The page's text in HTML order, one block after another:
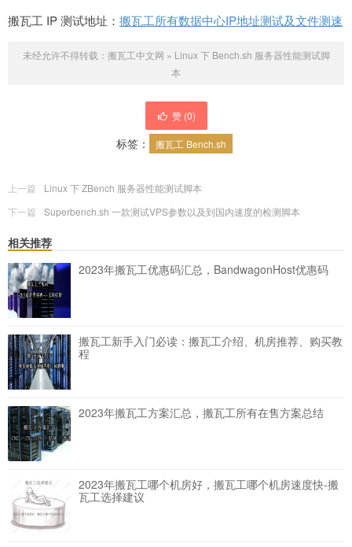
搬瓦工 IP 测试地址： 搬瓦工所有数据中心IP地址测试及文件测速
未经允许不得转载： 搬瓦工中文网 » Linux 下 Bench.sh 服务器性能测试脚
本
赞 (0)
标签： 搬瓦工 Bench.sh
上一篇
Linux 下 ZBench 服务器性能测试脚本
下一篇
Superbench.sh 一款测试VPS参数以及到国内速度的检测脚本
相关推荐
2023年搬瓦工优惠码汇总，BandwagonHost优惠码
搬瓦工新手入门必读：搬瓦工介绍、机房推荐、购买教
程
2023年搬瓦工方案汇总，搬瓦工所有在售方案总结
2023年搬瓦工哪个机房好，搬瓦工哪个机房速度快-搬
瓦工选择建议